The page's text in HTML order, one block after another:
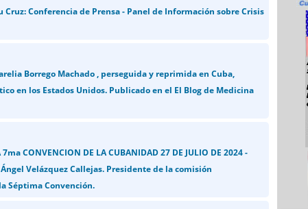
Cruz: Conferencia de Prensa - Panel de Información sobre Crisis
Borrego Machado , perseguida y reprimida en Cuba,
en los Estados Unidos. Publicado en el El Blog de Medicina
CONVENCION DE LA CUBANIDAD 27 DE JULIO DE 2024 -
Ángel Velázquez Callejas. Presidente de la comisión
Séptima Convención.